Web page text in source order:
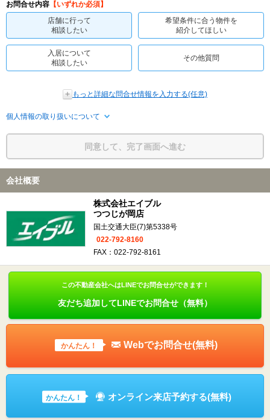
お問合せ内容 【いずれか必須】
店舗に行って
相談したい
希望条件に合う物件を
紹介してほしい
入居について
相談したい
その他質問
もっと詳細な問合せ情報を入力する(任意)
個人情報の取り扱いについて
同意して、完了画面へ進む
会社概要
株式会社エイブル
つつじが岡店
国土交通大臣(7)第5338号
022-792-8160
FAX：022-792-8161
この不動産会社へはLINEでお問合せができます！
友だち追加してLINEでお問合せ（無料）
かんたん！ Webでお問合せ(無料)
かんたん！ オンライン来店予約する(無料)